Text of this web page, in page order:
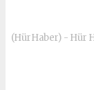
(HürHaber) - Hür